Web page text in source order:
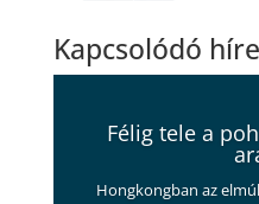
Kapcsolódó
Félig tele a
Hongkongban az